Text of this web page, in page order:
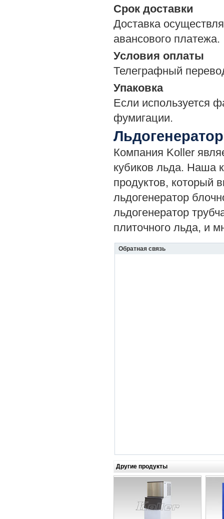
Срок доставки
Доставка
авансового платежа.
Условия оплаты
Телеграфный
Упаковка
Если используется
фумигации.
Компания Koller
кубиков льда. Наша
продуктов, который
льдогенератор
льдогенератор
плиточного льда, и
Обратная связь
Другие продукты